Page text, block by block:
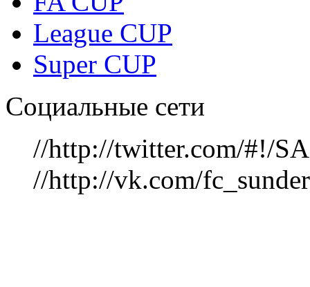
League CUP
Super CUP
Социальные сети
//http://twitter.com/#!/
//http://vk.com/